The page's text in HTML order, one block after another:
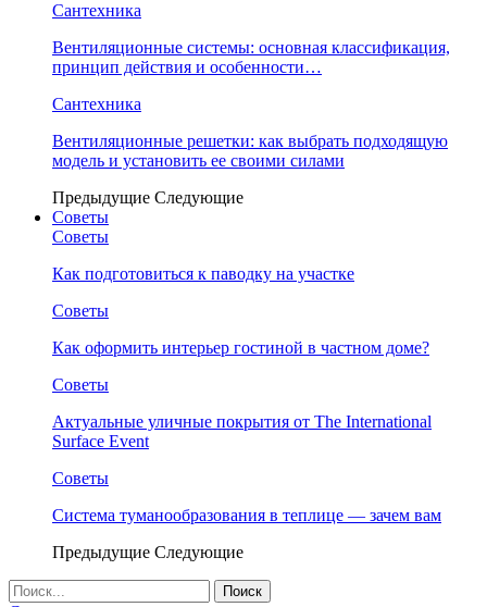
Сантехника
Вентиляционные системы: основная классификация,
принцип действия и особенности…
Сантехника
Вентиляционные решетки: как выбрать подходящую
модель и установить ее своими силами
Предыдущие Следующие
Советы
Советы
Как подготовиться к паводку на участке
Советы
Как оформить интерьер гостиной в частном доме?
Советы
Актуальные уличные покрытия от The International
Surface Event
Советы
Система туманообразования в теплице — зачем вам
Предыдущие Следующие